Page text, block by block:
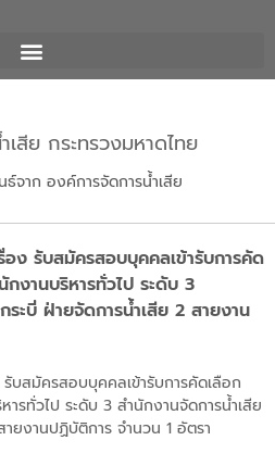
สีย กระทรวงมหาดไทย
ธ์จาก องค์การจัดการน้ำเสีย
ง รับสมัครสอบบุคคลเข้ารับการคัด
งานบริหารทั่วไป ระดับ 3
ระบี่ ฝ่ายจัดการน้ำเสีย 2 สายงาน
บสมัครสอบบุคคลเข้ารับการคัดเลือก
รทั่วไป ระดับ 3 สำนักงานจัดการน้ำเสีย
ายงานปฏิบัติการ จำนวน 1 อัตรา